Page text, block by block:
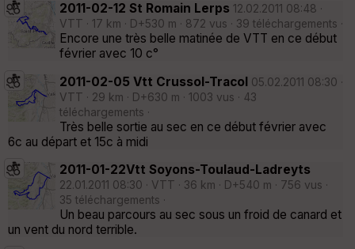
2011-02-12 St Romain Lerps 12.02.2011 08:48 ·
VTT · 17 km · D+530 m · 872 vus · 39 téléchargements ·
Encore une très belle matinée de VTT en ce début
février avec 10 c°
2011-02-05 Vtt Crussol-Tracol 05.02.2011 08:30 ·
VTT · 29 km · D+630 m · 1003 vus · 43
téléchargements ·
Très belle sortie au sec en ce début février avec
6c au départ et 15c à midi
2011-01-22Vtt Soyons-Toulaud-Ladreyts
22.01.2011 08:30 · VTT · 36 km · D+540 m · 756 vus ·
35 téléchargements ·
Un beau parcours au sec sous un froid de canard et
un vent du nord terrible.